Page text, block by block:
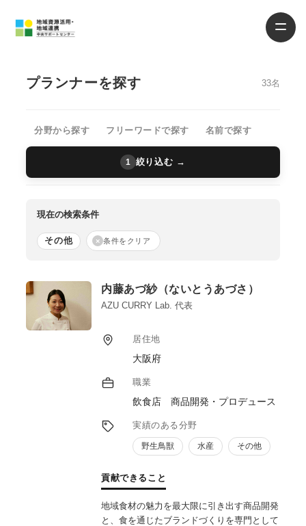
プランナーを探す 33名
分野から探す フリーワードで探す 名前で探す
1 絞り込む →
現在の検索条件
その他 × 条件をクリア
内藤あづ紗（ないとうあづさ）
AZU CURRY Lab. 代表
居住地
大阪府
職業
飲食店 商品開発・プロデュース
実績のある分野
野生鳥獣 水産 その他
貢献できること
地域食材の魅力を最大限に引き出す商品開発
と、食を通じたブランドづくりを専門として